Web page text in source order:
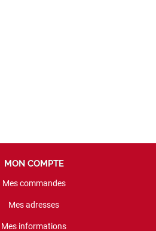
MON COMPTE
Mes commandes
Mes adresses
Mes informations